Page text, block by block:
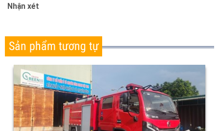
Nhận xét
Sản phẩm tương tự